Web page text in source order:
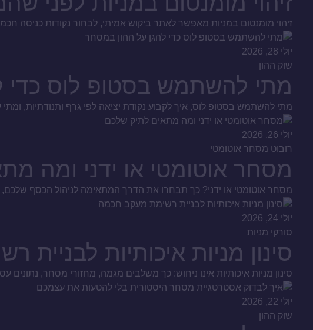
זיהוי מומנטום במניות מאפשר לאתר ביקוש אמיתי, לבחור נקודות כניסה
יולי 28, 2026
שוק ההון
מתי להשתמש בסטופ לוס כדי
מתי להשתמש בסטופ לוס, איך לקבוע נקודת יציאה לפי גרף ותנודתיות,
יולי 26, 2026
רובוט מסחר אוטומטי
מסחר אוטומטי או ידני ומה
מסחר אוטומטי או ידני? כך תבחרו את הדרך המתאימה לניהול הכסף שלכם,
יולי 24, 2026
סורקי מניות
סינון מניות איכותיות
סינון מניות איכותיות אינו ניחוש: כך משלבים מגמה, מחזורי מסחר, נתונים
יולי 22, 2026
שוק ההון